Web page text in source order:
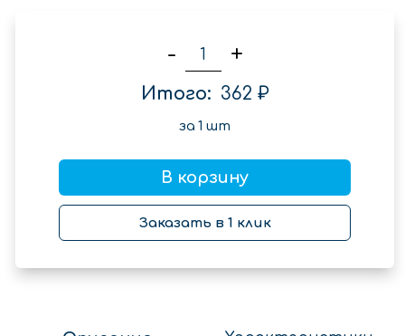
- +
Итого: 362 ₽
за 1 шт
В корзину
Заказать в 1 клик